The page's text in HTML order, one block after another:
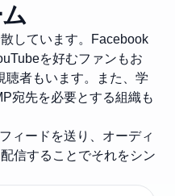
しています。Facebook
を好むファンもお
聴者もいます。また、学
宛先を必要とする組織も
ィードを送り、オーディ
信することでそれをシン